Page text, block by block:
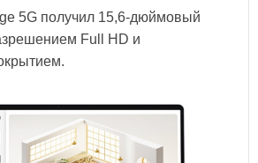
5G получил 15,6-дюймовый
Full HD и